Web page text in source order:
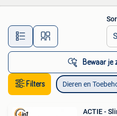
Alle
Bewaar je
Filters Dieren en
ACTIE -